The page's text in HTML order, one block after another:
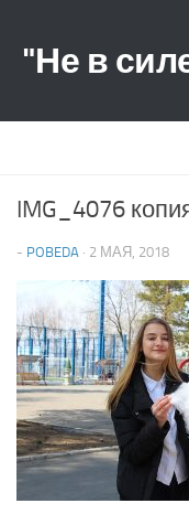
"Не в
IMG_4076
- POBEDA · 2 МАЯ, 2018